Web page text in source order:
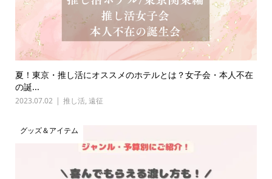
夏！東京・推し活にオススメのホテルとは？女子会・本人不在
の誕...
2023.07.02 推し活, 遠征
グッズ＆アイテム